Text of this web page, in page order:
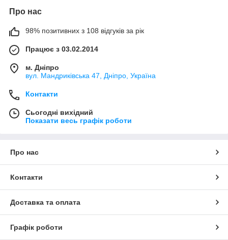
Про нас
98% позитивних з 108 відгуків за рік
Працює з 03.02.2014
м. Дніпро
вул. Мандриківська 47, Дніпро, Україна
Контакти
Сьогодні вихідний
Показати весь графік роботи
Про нас
Контакти
Доставка та оплата
Графік роботи